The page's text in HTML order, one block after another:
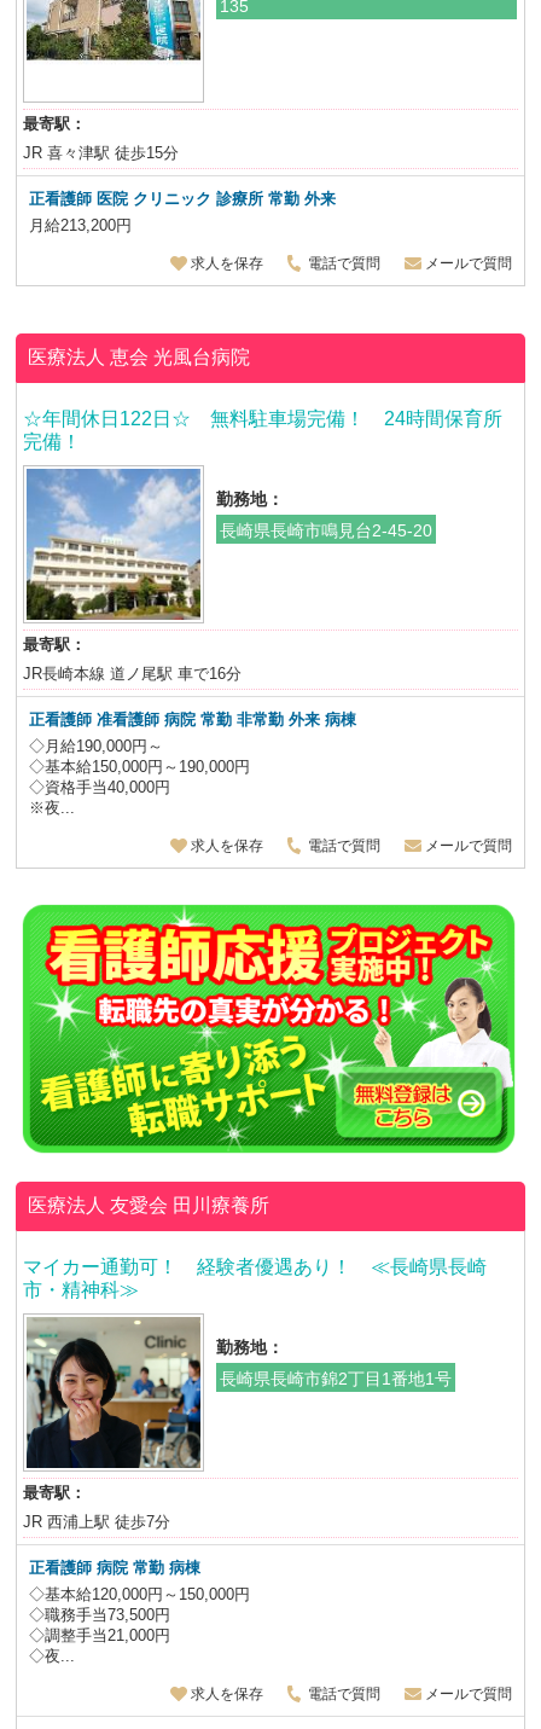
135
最寄駅：
JR 喜々津駅 徒歩15分
正看護師 医院 クリニック 診療所 常勤 外来
月給213,200円
求人を保存 電話で質問 メールで質問
医療法人 恵会光風台病院
☆年間休日122日☆ 無料駐車場完備！ 24時間保育所
完備！
勤務地：
長崎県長崎市鳴見台2-45-20
最寄駅：
JR長崎本線 道ノ尾駅 車で16分
正看護師 准看護師 病院 常勤 非常勤 外来 病棟
◇月給190,000円～
◇基本給150,000円～190,000円
◇資格手当40,000円
※夜...
求人を保存 電話で質問 メールで質問
医療法人 友愛会 田川療養所
マイカー通勤可！ 経験者優遇あり！ ≪長崎県長崎
市・精神科≫
勤務地：
長崎県長崎市錦2丁目1番地1号
最寄駅：
JR 西浦上駅 徒歩7分
正看護師 病院 常勤 病棟
◇基本給120,000円～150,000円
◇職務手当73,500円
◇調整手当21,000円
◇夜...
求人を保存 電話で質問 メールで質問